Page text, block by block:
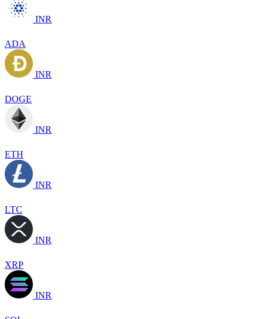
INR
ADA
INR
DOGE
INR
ETH
INR
LTC
INR
XRP
INR